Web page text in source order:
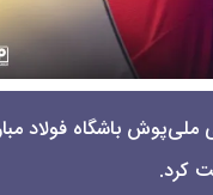
باشگاه فولاد
کرد.